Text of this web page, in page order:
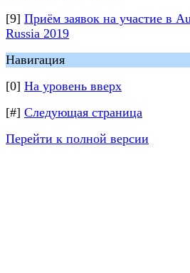
[9] Приём заявок на участие в
Russia 2019
Навигация
[0] На уровень вверх
[#] Следующая страница
Перейти к полной версии